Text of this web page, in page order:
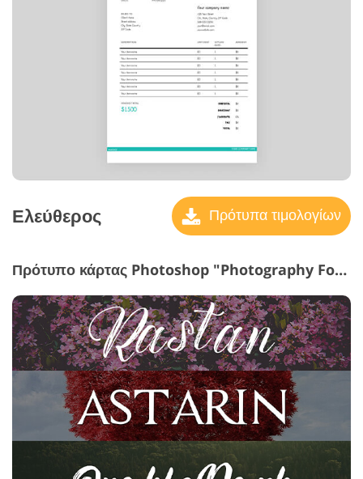
Ελεύθερος Πρότυπα τιμολογίων
Πρότυπο κάρτας Photoshop "Photography Fonts"